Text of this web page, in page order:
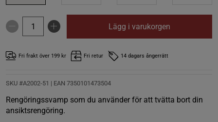
Lägg i varukorgen
Fri frakt över 199 kr Fri retur 14 dagars ångerrätt
SKU #A2002-51 | EAN 7350101473504
Rengöringssvamp som du använder för att tvätta bort din
ansiktsrengöring.